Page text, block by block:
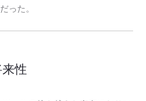
った。
性